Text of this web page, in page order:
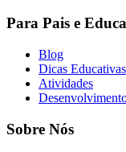
Para Pais e
Blog
Dicas Educativas
Atividades
Sobre Nós